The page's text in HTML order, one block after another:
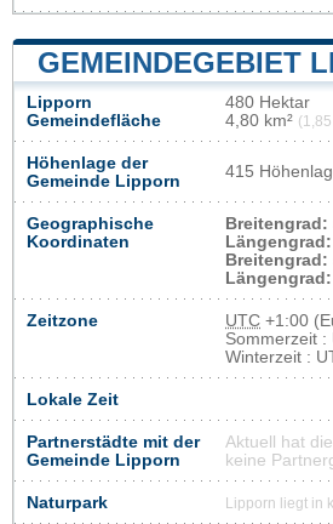
GEMEINDEGEBIET
Lipporn
Gemeindefläche
480 Hektar
4,80 km²
Höhenlage der
Gemeinde Lipporn
415
Geographische
Koordinaten
Breitengrad:
Längengrad:
Breitengrad:
Längengrad:
Zeitzone UTC +1:00
Sommerzeit :
Winterzeit :
Lokale Zeit
Partnerstädte mit der
Gemeinde Lipporn
Aktuell hat
keine
Naturpark Lipporn liegt in